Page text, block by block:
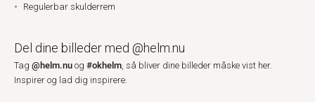
Regulerbar skulderrem
Del dine billeder med @helm.nu
Tag @helm.nu og #okhelm, så bliver dine billeder måske vist her.
Inspirer og lad dig inspirere.